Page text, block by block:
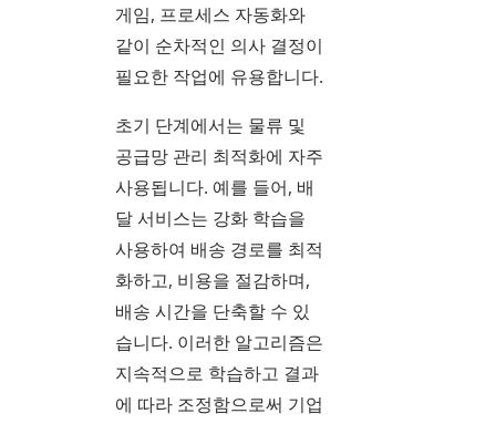
게임, 프로세스 자동화와
같이 순차적인 의사 결정이
필요한 작업에 유용합니다.
초기 단계에서는 물류 및
공급망 관리 최적화에 자주
사용됩니다. 예를 들어, 배
달 서비스는 강화 학습을
사용하여 배송 경로를 최적
화하고, 비용을 절감하며,
배송 시간을 단축할 수 있
습니다. 이러한 알고리즘은
지속적으로 학습하고 결과
에 따라 조정함으로써 기업